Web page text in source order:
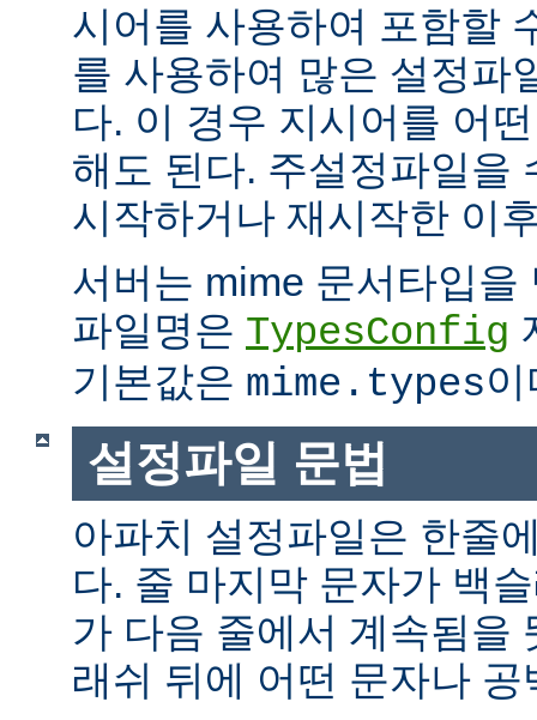
시어를 사용하여 포함할
를 사용하여 많은 설정파
다. 이 경우 지시어를 어
해도 된다. 주설정파일을
시작하거나 재시작한 이
서버는 mime 문서타입을
파일명은 TypesConfig
기본값은 mime.types이
설정파일 문법
아파치 설정파일은 한줄
다. 줄 마지막 문자가 백
가 다음 줄에서 계속됨을
래쉬 뒤에 어떤 문자나